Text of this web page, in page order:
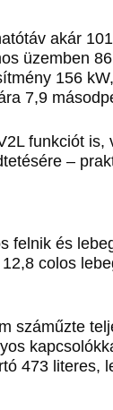
akár
üzemben
156 kW,
7,9
funkciót
–
felnik és
colos
száműzte
473 literes,